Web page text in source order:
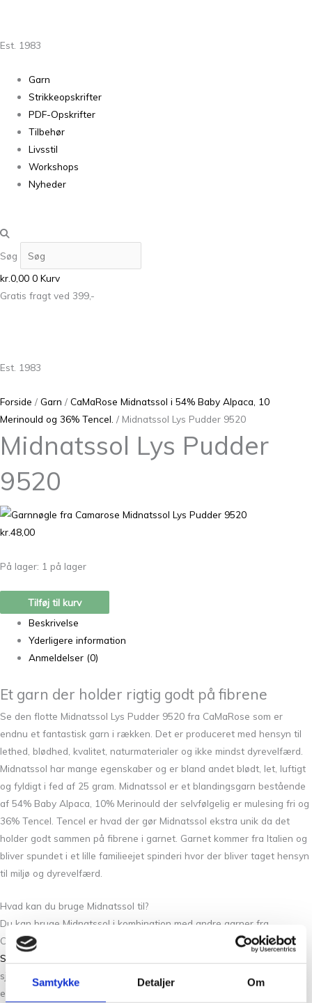
Samtykke Detaljer Om
Est. 1983
Garn
Strikkeopskrifter
PDF-Opskrifter
Tilbehør
Livsstil
Workshops
Nyheder
Søg
kr.0,00 0 Kurv
Gratis fragt ved 399,-
Est. 1983
Forside / Garn / CaMaRose Midnatssol i 54% Baby Alpaca, 10
Merinould og 36% Tencel. / Midnatssol Lys Pudder 9520
Midnatssol Lys Pudder
9520
kr.48,00
På lager: 1 på lager
Tilføj til kurv
Beskrivelse
Yderligere information
Anmeldelser (0)
Et garn der holder rigtig godt på fibrene
Se den flotte Midnatssol Lys Pudder 9520 fra CaMaRose som er
endnu et fantastisk garn i rækken. Det er produceret med hensyn til
lethed, blødhed, kvalitet, naturmaterialer og ikke mindst dyrevelfærd.
Midnatssol har mange egenskaber og er bland andet blødt, let, luftigt
og fyldigt i fed af 25 gram. Midnatssol er et blandingsgarn bestående
af 54% Baby Alpaca, 10% Merinould der selvfølgelig er mulesing fri og
36% Tencel. Tencel er hvad der gør Midnatssol ekstra unik da det
holder godt sammen på fibrene i garnet. Garnet kommer fra Italien og
bliver spundet i et lille familieejet spinderi hvor der bliver taget hensyn
til miljø og dyrevelfærd.
Hvad kan du bruge Midnatssol til?
Du kan bruge Midnatssol i kombination med andre garner fra
CaMaRose som følgetråd som for eksempel
Økologisk
Sommeruld
sjaler, huer samt baby og børnestrik. Det kan bruges som enkelttråd
eller flere hvis du vil have et mere chunky look til dine sweatre og